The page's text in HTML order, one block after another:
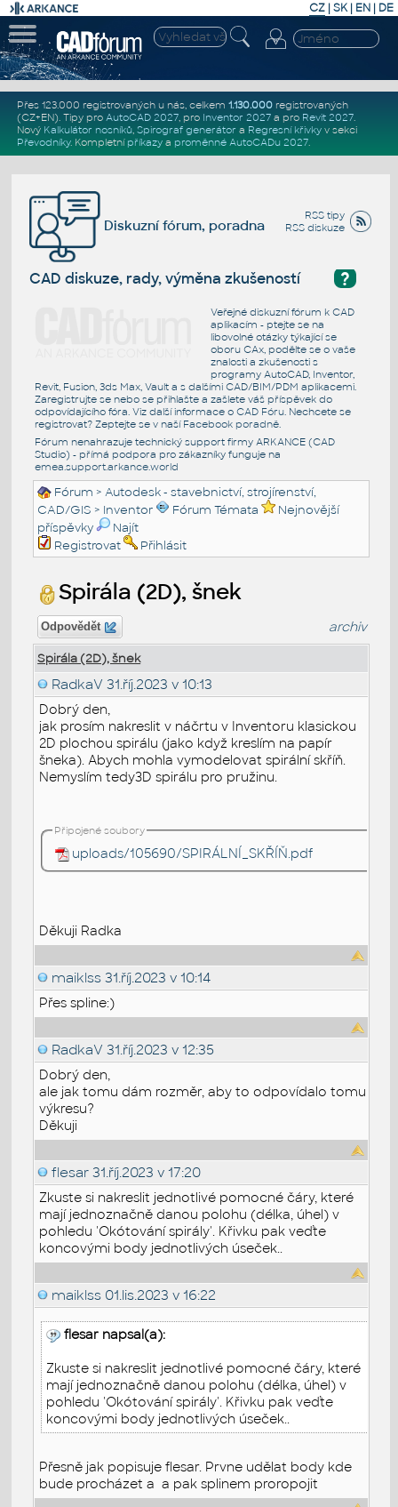
CZ | SK| EN | DE
Přes 123.000 registrovaných u nás, celkem 1.130.000registrovaných
(CZ+EN). Tipy pro AutoCAD 2027, pro Inventor 2027a pro Revit 2027.
Nový Kalkulátor nosníků, Spirograf generátor a Regresní křivkyv sekci
Převodníky. Kompletní příkazya proměnné AutoCADu 2027.
RSS tipy
RSS diskuze
Diskuzní fórum, poradna
?
CAD diskuze, rady, výměna zkušeností
Veřejné diskuzní fórum k CAD
aplikacím - ptejte se na
libovolné otázky týkající se
oboru CAx, podělte se o vaše
znalosti a zkušenosti s
programy AutoCAD, Inventor,
Revit, Fusion, 3ds Max, Vault a s dalšími CAD/BIM/PDM aplikacemi.
Zaregistrujte se nebo se přihlašte a zašlete váš příspěvek do
odpovídajícího fóra. Viz další informace o CAD Fóru. Nechcete se
registrovat? Zeptejte se v naší Facebook poradně.
Fórum nenahrazuje technický support firmy ARKANCE (CAD
Studio) - přímá podpora pro zákazníky funguje na
emea.support.arkance.world
Fórum >Autodesk - stavebnictví, strojírenství,
CAD/GIS > Inventor Fórum Témata
Nejnovější
příspěvky
Najít
Registrovat
Přihlásit
Spirála (2D), šnek
Odpovědět archiv
Spirála (2D), šnek
RadkaV 31.říj.2023 v 10:13
Dobrý den,
jak prosím nakreslit v náčrtu v Inventoru klasickou
2D plochou spirálu (jako když kreslím na papír
šneka). Abych mohla vymodelovat spirální skříň.
Nemyslím tedy3D spirálu pro pružinu.
Připojené soubory
uploads/105690/SPIRÁLNÍ_SKŘÍŇ.pdf
Děkuji Radka
maiklss 31.říj.2023 v 10:14
Přes spline:)
RadkaV 31.říj.2023 v 12:35
Dobrý den,
ale jak tomu dám rozměr, aby to odpovídalo tomu
výkresu?
Děkuji
flesar 31.říj.2023 v 17:20
Zkuste si nakreslit jednotlivé pomocné čáry, které
mají jednoznačně danou polohu (délka, úhel) v
pohledu 'Okótování spirály'. Křivku pak veďte
koncovými body jednotlivých úseček..
maiklss 01.lis.2023 v 16:22
flesar napsal(a):
Zkuste si nakreslit jednotlivé pomocné čáry, které
mají jednoznačně danou polohu (délka, úhel) v
pohledu 'Okótování spirály'. Křivku pak veďte
koncovými body jednotlivých úseček..
Přesně jak popisuje flesar. Prvne udělat body kde
bude procházet a a pak splinem proropojit